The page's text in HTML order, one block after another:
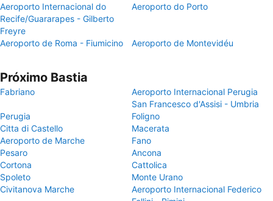
Aeroporto Internacional do
Recife/Guararapes - Gilberto
Freyre
Aeroporto do Porto
Aeroporto de Roma - Fiumicino Aeroporto de Montevidéu
Próximo Bastia
Fabriano
Aeroporto Internacional Perugia
San Francesco d'Assisi - Umbria
Perugia
Foligno
Citta di Castello
Macerata
Aeroporto de Marche
Fano
Pesaro
Ancona
Cortona
Cattolica
Spoleto
Monte Urano
Civitanova Marche
Aeroporto Internacional Federico